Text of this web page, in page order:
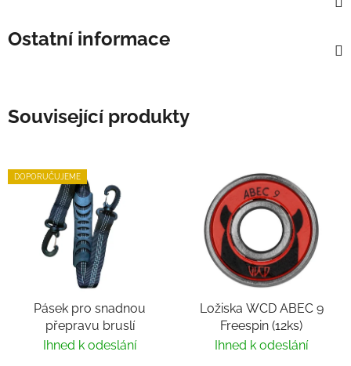
Ostatní informace
Související produkty
DOPORUČUJEME
Pásek pro snadnou
přepravu bruslí
Ihned k odeslání
Ložiska WCD ABEC 9
Freespin (12ks)
Ihned k odeslání